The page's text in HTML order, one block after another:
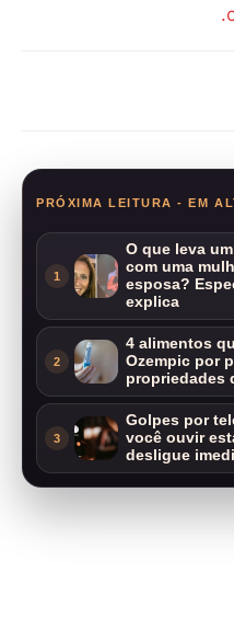
PRÓXIMA LEITURA - EM
1
O que leva
com uma
esposa?
explica
2
4 alimentos
Ozempic por
propriedades
3
Golpes por
você ouvir
desligue